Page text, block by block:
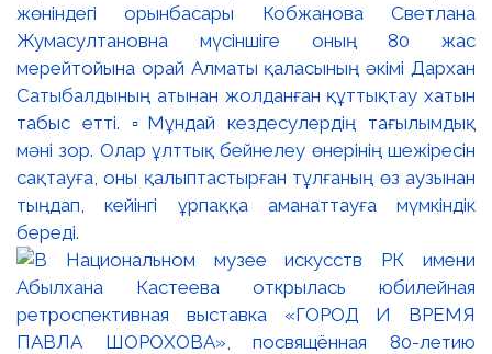
жөніндегі орынбасары Кобжанова Светлана
Жумасултановна мүсіншіге оның 80 жас
мерейтойына орай Алматы қаласының әкімі Дархан
Сатыбалдының атынан жолданған құттықтау хатын
табыс етті. ▫️Мұндай кездесулердің тағылымдық
мәні зор. Олар ұлттық бейнелеу өнерінің шежіресін
сақтауға, оны қалыптастырған тұлғаның өз аузынан
тыңдап, кейінгі ұрпаққа аманаттауға мүмкіндік
береді.